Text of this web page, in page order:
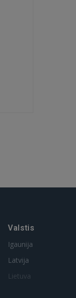
Valstis
Igaunija
Latvija
Lietuva